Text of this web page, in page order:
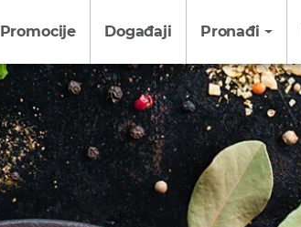
Promocije Događaji Pronađi